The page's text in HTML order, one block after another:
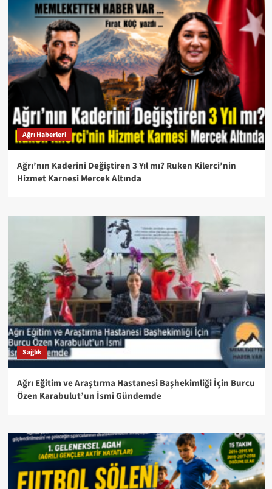
Ağrı Haberleri
Ağrı’nın Kaderini Değiştiren 3 Yıl mı? Ruken Kilerci’nin
Hizmet Karnesi Mercek Altında
Sağlık
Ağrı Eğitim ve Araştırma Hastanesi Başhekimliği İçin Burcu
Özen Karabulut’un İsmi Gündemde